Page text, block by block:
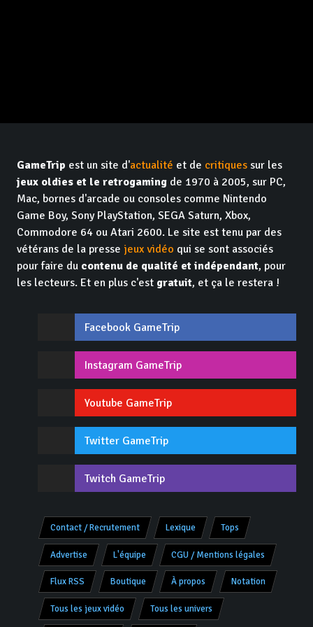
GameTrip est un site d'actualité et de critiques sur les
jeux oldies et le retrogaming de 1970 à 2005, sur PC,
Mac, bornes d'arcade ou consoles comme Nintendo
Game Boy, Sony PlayStation, SEGA Saturn, Xbox,
Commodore 64 ou Atari 2600. Le site est tenu par des
vétérans de la presse jeux vidéo qui se sont associés
pour faire du contenu de qualité et indépendant, pour
les lecteurs. Et en plus c'est gratuit, et ça le restera !
Facebook GameTrip
Instagram GameTrip
Youtube GameTrip
Twitter GameTrip
Twitch GameTrip
Contact / Recrutement Lexique Tops
Advertise L'équipe CGU / Mentions légales
Flux RSS Boutique À propos Notation
Tous les jeux vidéo Tous les univers